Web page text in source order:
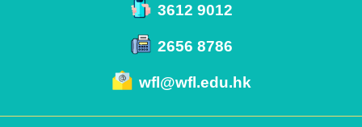
3612 9012
2656 8786
wfl@wfl.edu.hk